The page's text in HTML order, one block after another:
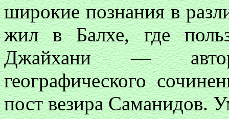
широкие познания в
жил в Балхе, где
Джайхани —
географического
пост везира Саманидов.